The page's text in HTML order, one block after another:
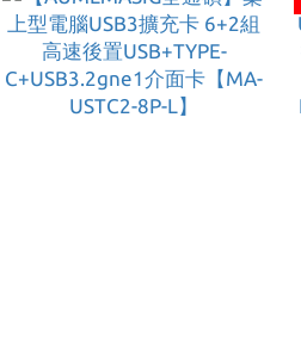
/PCI-Express 2.0 /
最高傳輸速率
5Gbps